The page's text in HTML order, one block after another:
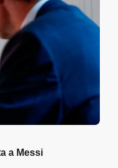
a Messi